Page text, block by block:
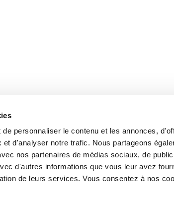
personnaliser le contenu et les annonces,
d'analyser notre trafic. Nous partageons
nos partenaires de médias sociaux, de
d'autres informations que vous leur avez
de leurs services. Vous consentez à nos